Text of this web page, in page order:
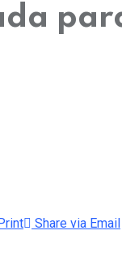
Share via Email